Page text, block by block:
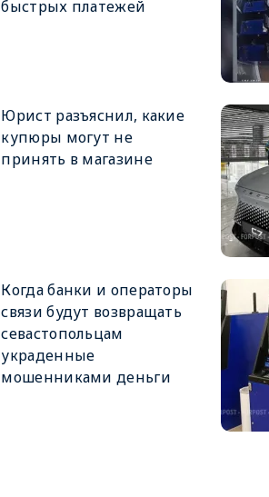
быстрых платежей
Юрист разъяснил, какие
купюры могут не
принять в магазине
Когда банки и операторы
связи будут возвращать
севастопольцам
украденные
мошенниками деньги